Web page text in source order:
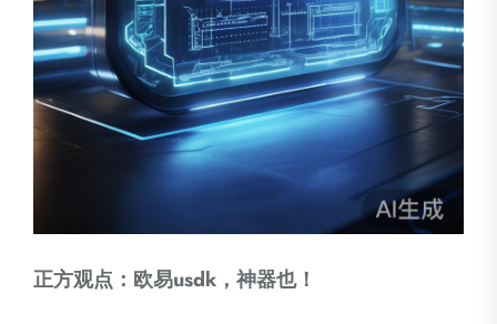
正方观点：欧易usdk，神器也！